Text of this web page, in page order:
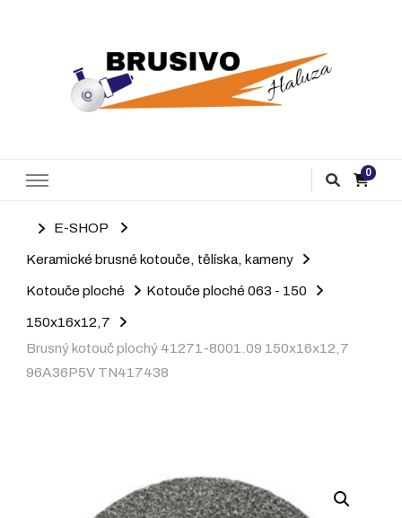
0
E-SHOP
Keramické brusné kotouče, tělíska, kameny
Kotouče ploché Kotouče ploché 063 - 150
150x16x12,7
Brusný kotouč plochý 41271-8001.09 150x16x12,7
96A36P5V TN417438